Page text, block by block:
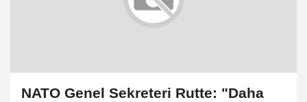
NATO Genel Sekreteri Rutte: "Daha